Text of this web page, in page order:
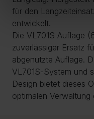
für den
entwickelt.
Die VL701S Auflage
zuverlässiger Ersatz
abgenutzte Auflage.
VL701S-System und
Design bietet dieses
optimalen Verwaltung